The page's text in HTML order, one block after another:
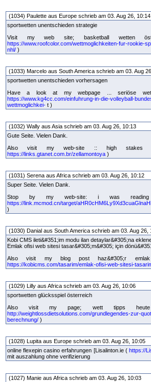
(1034) Paulette aus Europe schrieb am 03. Aug 26, 10:14
sportwetten unentschieden strategie
Visit my web site; basketball wetten
https://www.roofcolor.com/wettmoglichkeiten-fur-rookie-
nhl/ )
(1033) Marcelo aus South America schrieb am 03. Aug
sportwetten unentschieden vorhersagen
Have a look at my webpage ... seriöse
https://www.kg4cc.com/einfuhrung-in-die-volleyball-
wettmoglichkei- t )
(1032) Wally aus Asia schrieb am 03. Aug 26, 10:13
Gute Seite. Vielen Dank.
Also visit my web-site :: high stakes
https://links.gtanet.com.br/zellamontoya )
(1031) Serena aus Africa schrieb am 03. Aug 26, 10:12
Super Seite. Vielen Dank.
Stop by my web-site: i was
https://link.mcmod.cn/target/
)
(1030) Danial aus South America schrieb am 03. Aug 26,
Kobi CMS ileti&#351;im modu ilan detaylar&#305;na
Emlak ofisi web sitesi tasar&#305;m&#305; için
Also visit my blog post haz&#305;r
https://kobicms.com/tasarim/emlak-ofisi-web-sitesi-
(1029) Lilly aus Africa schrieb am 03. Aug 26, 10:06
sportwetten glücksspiel österreich
Also visit my page; wett tipps
http://weightlossdietsolutions.com/grundlegendes-zur-
berechnung/ )
(1028) Lupita aus Europe schrieb am 03. Aug 26, 10:05
online flexepin casino erfahrungen [Lisalinton.ie ( https://
mit auszahlung ohne verifizierung
(1027) Manie aus Africa schrieb am 03. Aug 26, 10:03